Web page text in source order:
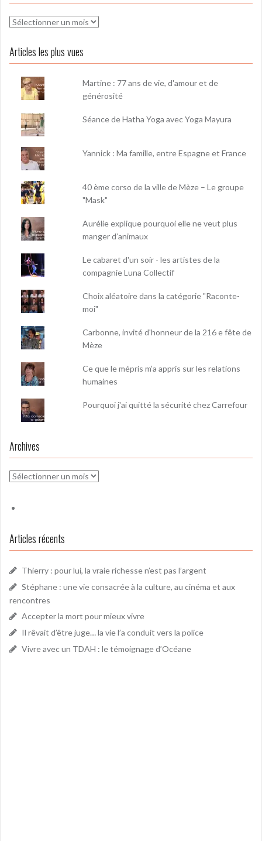
Archives
Articles les plus vues
Martine : 77 ans de vie, d'amour et de
générosité
Séance de Hatha Yoga avec Yoga Mayura
Yannick : Ma famille, entre Espagne et France
40 ème corso de la ville de Mèze – Le groupe
"Mask"
Aurélie explique pourquoi elle ne veut plus
manger d’animaux
Le cabaret d'un soir - les artistes de la
compagnie Luna Collectif
Choix aléatoire dans la catégorie "Raconte-
moi"
Carbonne, invité d'honneur de la 216 e fête de
Mèze
Ce que le mépris m’a appris sur les relations
humaines
Pourquoi j'ai quitté la sécurité chez Carrefour
Archives
Archives
Articles récents
Thierry : pour lui, la vraie richesse n’est pas l’argent
Stéphane : une vie consacrée à la culture, au cinéma et aux
rencontres
Accepter la mort pour mieux vivre
Il rêvait d’être juge… la vie l’a conduit vers la police
Vivre avec un TDAH : le témoignage d’Océane